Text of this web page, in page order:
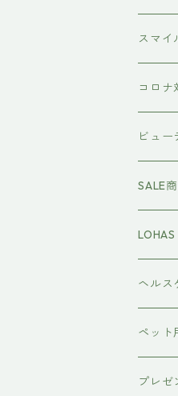
#イマヘ
the u
トリ
流さな
#イマ
頭皮ケ
強髪
ダーク
スタイ
N .（エ
インプ
塩基性
クロマ
あおつ
スマイ
コロナ
ビュー
MTG
ヤー
美容液
オール
ボディ
洗顔料
SALE
ヴィー
ヘルス
エイジ
ペット
犬用シ
プレゼ